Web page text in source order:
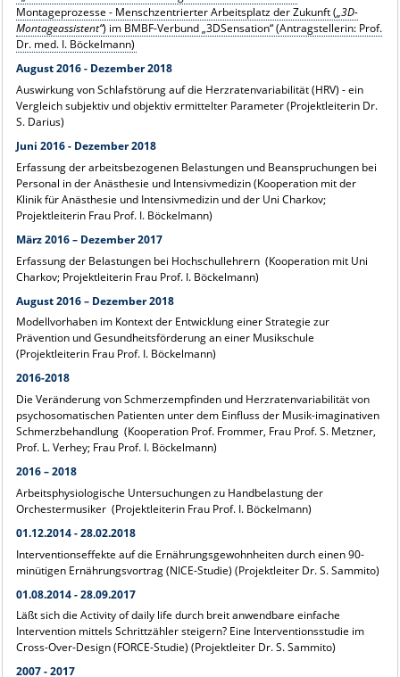
Montageprozesse - Menschzentrierter Arbeitsplatz der Zukunft („3D-
Montageassistent“) im BMBF-Verbund „3DSensation“ (Antragstellerin: Prof.
Dr. med. I. Böckelmann)
August 2016 - Dezember 2018
Auswirkung von Schlafstörung auf die Herzratenvariabilität (HRV) - ein
Vergleich subjektiv und objektiv ermittelter Parameter (Projektleiterin Dr.
S. Darius)
Juni 2016 - Dezember 2018
Erfassung der arbeitsbezogenen Belastungen und Beanspruchungen bei
Personal in der Anästhesie und Intensivmedizin (Kooperation mit der
Klinik für Anästhesie und Intensivmedizin und der Uni Charkov;
Projektleiterin Frau Prof. I. Böckelmann)
März 2016 – Dezember 2017
Erfassung der Belastungen bei Hochschullehrern (Kooperation mit Uni
Charkov; Projektleiterin Frau Prof. I. Böckelmann)
August 2016 – Dezember 2018
Modellvorhaben im Kontext der Entwicklung einer Strategie zur
Prävention und Gesundheitsförderung an einer Musikschule
(Projektleiterin Frau Prof. I. Böckelmann)
2016-2018
Die Veränderung von Schmerzempfinden und Herzratenvariabilität von
psychosomatischen Patienten unter dem Einfluss der Musik-imaginativen
Schmerzbehandlung (Kooperation Prof. Frommer, Frau Prof. S. Metzner,
Prof. L. Verhey; Frau Prof. I. Böckelmann)
2016 – 2018
Arbeitsphysiologische Untersuchungen zu Handbelastung der
Orchestermusiker (Projektleiterin Frau Prof. I. Böckelmann)
01.12.2014 - 28.02.2018
Interventionseffekte auf die Ernährungsgewohnheiten durch einen 90-
minütigen Ernährungsvortrag (NICE-Studie) (Projektleiter Dr. S. Sammito)
01.08.2014 - 28.09.2017
Läßt sich die Activity of daily life durch breit anwendbare einfache
Intervention mittels Schrittzähler steigern? Eine Interventionsstudie im
Cross-Over-Design (FORCE-Studie) (Projektleiter Dr. S. Sammito)
2007 - 2017